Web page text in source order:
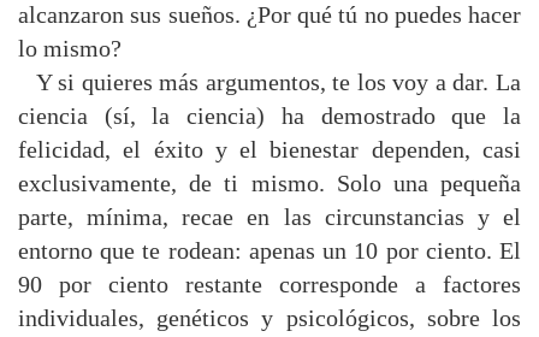
alcanzaron sus sueños. ¿Por qué tú no puedes hacer
lo mismo?
Y si quieres más argumentos, te los voy a dar. La
ciencia (sí, la ciencia) ha demostrado que la
felicidad, el éxito y el bienestar dependen, casi
exclusivamente, de ti mismo. Solo una pequeña
parte, mínima, recae en las circunstancias y el
entorno que te rodean: apenas un 10 por ciento. El
90 por ciento restante corresponde a factores
individuales, genéticos y psicológicos, sobre los